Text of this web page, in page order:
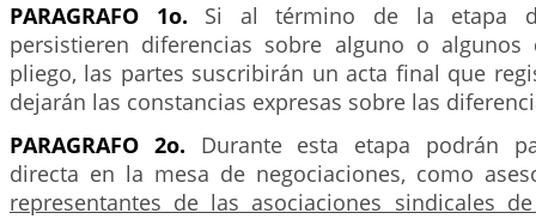
PARAGRAFO 1o. Si al término de la etapa
persistieren diferencias sobre alguno o
pliego, las partes suscribirán un acta final que
dejarán las constancias expresas sobre las
PARAGRAFO 2o. Durante esta etapa podrán
directa en la mesa de negociaciones, como
representantes de las asociaciones sindicales